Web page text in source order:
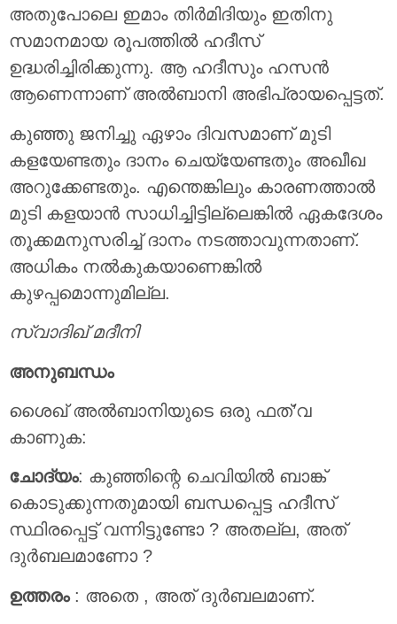
അതുപോലെ ഇമാം തിർമിദിയും ഇതിനു
സമാനമായ രൂപത്തിൽ ഹദീസ്
ഉദ്ധരിച്ചിരിക്കുന്നു. ആ ഹദീസും ഹസൻ
ആണെന്നാണ് അൽബാനി അഭിപ്രായപ്പെട്ടത്.
കുഞ്ഞു ജനിച്ചു ഏഴാം ദിവസമാണ് മുടി
കളയേണ്ടതും ദാനം ചെയ്യേണ്ടതും അഖീഖ
അറുക്കേണ്ടതും. എന്തെങ്കിലും കാരണത്താൽ
മുടി കളയാൻ സാധിച്ചിട്ടില്ലെങ്കിൽ ഏകദേശം
തൂക്കമനുസരിച്ച് ദാനം നടത്താവുന്നതാണ്.
അധികം നൽകുകയാണെങ്കിൽ
കുഴപ്പമൊന്നുമില്ല.
സ്വാദിഖ് മദീനി
അനുബന്ധം
ശൈഖ് അൽബാനിയുടെ ഒരു ഫത്’വ
കാണുക:
ചോദ്യം: കുഞ്ഞിന്റെ ചെവിയിൽ ബാങ്ക്
കൊടുക്കുന്നതുമായി ബന്ധപ്പെട്ട ഹദീസ്
സ്ഥിരപ്പെട്ട് വന്നിട്ടുണ്ടോ ? അതല്ല, അത്
ദുർബലമാണോ ?
ഉത്തരം: അതെ , അത് ദുർബലമാണ്.